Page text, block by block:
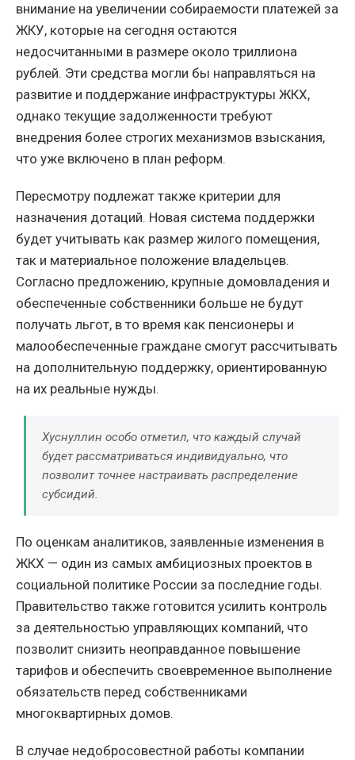
внимание на увеличении собираемости платежей за
ЖКУ, которые на сегодня остаются
недосчитанными в размере около триллиона
рублей. Эти средства могли бы направляться на
развитие и поддержание инфраструктуры ЖКХ,
однако текущие задолженности требуют
внедрения более строгих механизмов взыскания,
что уже включено в план реформ.
Пересмотру подлежат также критерии для
назначения дотаций. Новая система поддержки
будет учитывать как размер жилого помещения,
так и материальное положение владельцев.
Согласно предложению, крупные домовладения и
обеспеченные собственники больше не будут
получать льгот, в то время как пенсионеры и
малообеспеченные граждане смогут рассчитывать
на дополнительную поддержку, ориентированную
на их реальные нужды.
Хуснуллин особо отметил, что каждый случай
будет рассматриваться индивидуально, что
позволит точнее настраивать распределение
субсидий.
По оценкам аналитиков, заявленные изменения в
ЖКХ — один из самых амбициозных проектов в
социальной политике России за последние годы.
Правительство также готовится усилить контроль
за деятельностью управляющих компаний, что
позволит снизить неоправданное повышение
тарифов и обеспечить своевременное выполнение
обязательств перед собственниками
многоквартирных домов.
В случае недобросовестной работы компании